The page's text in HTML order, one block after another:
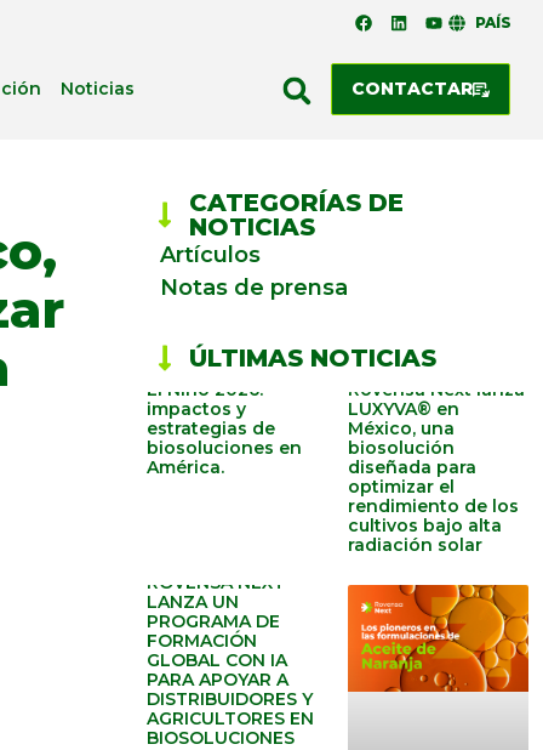
PAÍS
Noticias CONTACTAR
CATEGORÍAS DE
NOTICIAS
Artículos
Notas de prensa
ÚLTIMAS NOTICIAS
El Niño 2026:
impactos y
estrategias de
biosoluciones en
América.
Rovensa Next lanza
LUXYVA® en
México, una
biosolución
diseñada para
optimizar el
rendimiento de los
cultivos bajo alta
radiación solar
ROVENSA NEXT
LANZA UN
PROGRAMA DE
FORMACIÓN
GLOBAL CON IA
PARA APOYAR A
DISTRIBUIDORES Y
AGRICULTORES EN
BIOSOLUCIONES